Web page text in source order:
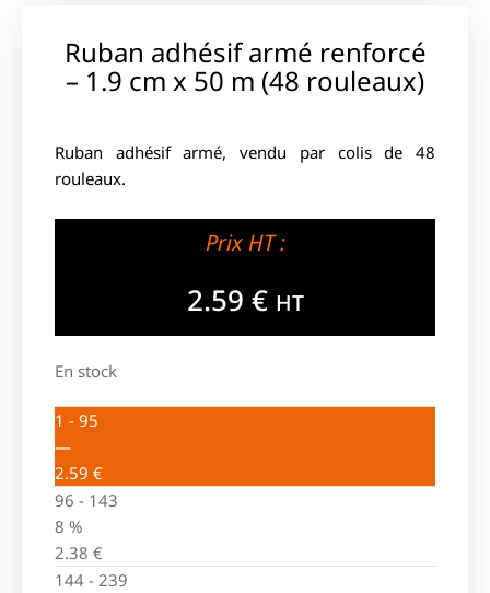
Ruban adhésif armé renforcé
– 1.9 cm x 50 m (48 rouleaux)
Ruban adhésif armé, vendu par colis de 48
rouleaux.
Prix HT :
2.59 € HT
En stock
1 - 95
—
2.59 €
96 - 143
8 %
2.38 €
144 - 239